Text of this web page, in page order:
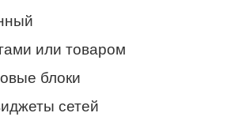
или товаром
блоки
сетей